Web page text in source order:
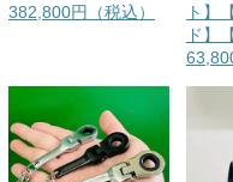
382,800円（税込）
ト】
ド】